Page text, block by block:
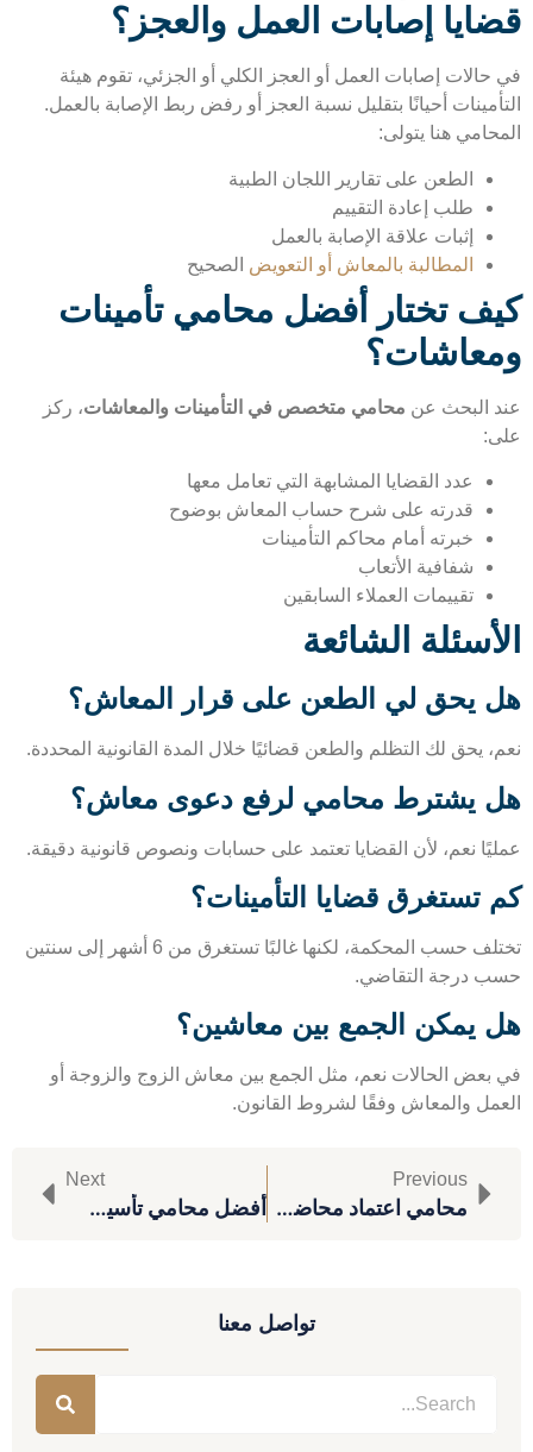
إصابات العمل والعجز؟
إصابات العمل أو العجز الكلي أو الجزئي، تقوم هيئة
أحيانًا بتقليل نسبة العجز أو رفض ربط الإصابة بالعمل.
هنا يتولى:
الطعن على تقارير اللجان الطبية
طلب إعادة التقييم
إثبات علاقة الإصابة بالعمل
المطالبة بالمعاش أو التعويضالصحيح
تختار أفضل محامي تأمينات
البحث عنمحامي متخصص في التأمينات والمعاشات، ركز
عدد القضايا المشابهة التي تعامل معها
قدرته على شرح حساب المعاش بوضوح
خبرته أمام محاكم التأمينات
شفافية الأتعاب
تقييمات العملاء السابقين
الشائعة
يحق لي الطعن على قرار المعاش؟
يحق لك التظلم والطعن قضائيًا خلال المدة القانونية المحددة.
يشترط محامي لرفع دعوى معاش؟
نعم، لأن القضايا تعتمد على حسابات ونصوص قانونية دقيقة.
تستغرق قضايا التأمينات؟
تختلف حسب المحكمة، لكنها غالبًا تستغرق من 6 أشهر إلى سنتين
درجة التقاضي.
يمكن الجمع بين معاشين؟
الحالات نعم، مثل الجمع بين معاش الزوج والزوجة أو
والمعاش وفقًا لشروط القانون.
Previous
محامي اعتماد محاضر مجلس الإدارة
Next
أفضل محامي تأسيس شركات
تواصل معنا